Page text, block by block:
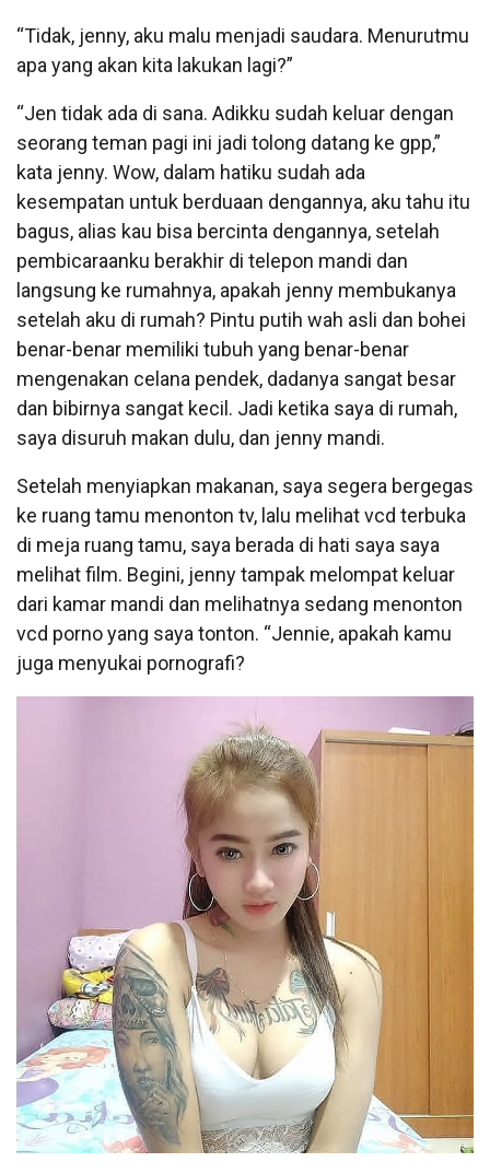
“Tidak, jenny, aku malu menjadi saudara. Menurutmu
apa yang akan kita lakukan lagi?”
“Jen tidak ada di sana. Adikku sudah keluar dengan
seorang teman pagi ini jadi tolong datang ke gpp,”
kata jenny. Wow, dalam hatiku sudah ada
kesempatan untuk berduaan dengannya, aku tahu itu
bagus, alias kau bisa bercinta dengannya, setelah
pembicaraanku berakhir di telepon mandi dan
langsung ke rumahnya, apakah jenny membukanya
setelah aku di rumah? Pintu putih wah asli dan bohei
benar-benar memiliki tubuh yang benar-benar
mengenakan celana pendek, dadanya sangat besar
dan bibirnya sangat kecil. Jadi ketika saya di rumah,
saya disuruh makan dulu, dan jenny mandi.
Setelah menyiapkan makanan, saya segera bergegas
ke ruang tamu menonton tv, lalu melihat vcd terbuka
di meja ruang tamu, saya berada di hati saya saya
melihat film. Begini, jenny tampak melompat keluar
dari kamar mandi dan melihatnya sedang menonton
vcd porno yang saya tonton. “Jennie, apakah kamu
juga menyukai pornografi?